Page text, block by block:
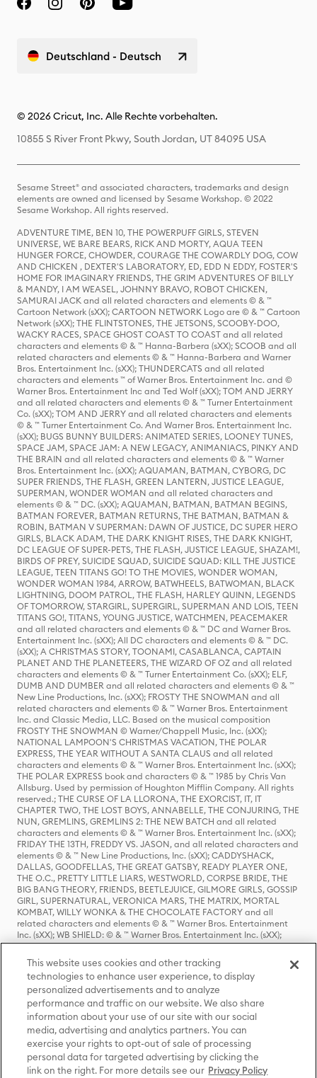
Deutschland - Deutsch
© 2026 Cricut, Inc. Alle Rechte vorbehalten.
10855 S River Front Pkwy, South Jordan, UT 84095 USA
Sesame Street® and associated characters, trademarks and design
elements are owned and licensed by Sesame Workshop. © 2022
Sesame Workshop. All rights reserved.
ADVENTURE TIME, BEN 10, THE POWERPUFF GIRLS, STEVEN
UNIVERSE, WE BARE BEARS, RICK AND MORTY, AQUA TEEN
HUNGER FORCE, CHOWDER, COURAGE THE COWARDLY DOG, COW
AND CHICKEN , DEXTER'S LABORATORY, ED, EDD N EDDY, FOSTER'S
HOME FOR IMAGINARY FRIENDS, THE GRIM ADVENTURES OF BILLY
& MANDY, I AM WEASEL, JOHNNY BRAVO, ROBOT CHICKEN,
SAMURAI JACK and all related characters and elements © & ™
Cartoon Network (sXX); CARTOON NETWORK Logo are © & ™ Cartoon
Network (sXX); THE FLINTSTONES, THE JETSONS, SCOOBY-DOO,
WACKY RACES, SPACE GHOST COAST TO COAST and all related
characters and elements © & ™ Hanna-Barbera (sXX); SCOOB and all
related characters and elements © & ™ Hanna-Barbera and Warner
Bros. Entertainment Inc. (sXX); THUNDERCATS and all related
characters and elements ™ of Warner Bros. Entertainment Inc. and ©
Warner Bros. Entertainment Inc and Ted Wolf (sXX); TOM AND JERRY
and all related characters and elements © & ™ Turner Entertainment
Co. (sXX); TOM AND JERRY and all related characters and elements
© & ™ Turner Entertainment Co. And Warner Bros. Entertainment Inc.
(sXX); BUGS BUNNY BUILDERS: ANIMATED SERIES, LOONEY TUNES,
SPACE JAM, SPACE JAM: A NEW LEGACY, ANIMANIACS, PINKY AND
THE BRAIN and all related characters and elements © & ™ Warner
Bros. Entertainment Inc. (sXX); AQUAMAN, BATMAN, CYBORG, DC
SUPER FRIENDS, THE FLASH, GREEN LANTERN, JUSTICE LEAGUE,
SUPERMAN, WONDER WOMAN and all related characters and
elements © & ™ DC. (sXX); AQUAMAN, BATMAN, BATMAN BEGINS,
BATMAN FOREVER, BATMAN RETURNS, THE BATMAN, BATMAN &
ROBIN, BATMAN V SUPERMAN: DAWN OF JUSTICE, DC SUPER HERO
GIRLS, BLACK ADAM, THE DARK KNIGHT RISES, THE DARK KNIGHT,
DC LEAGUE OF SUPER-PETS, THE FLASH, JUSTICE LEAGUE, SHAZAM!,
BIRDS OF PREY, SUICIDE SQUAD, SUICIDE SQUAD: KILL THE JUSTICE
LEAGUE, TEEN TITANS GO! TO THE MOVIES, WONDER WOMAN,
WONDER WOMAN 1984, ARROW, BATWHEELS, BATWOMAN, BLACK
LIGHTNING, DOOM PATROL, THE FLASH, HARLEY QUINN, LEGENDS
OF TOMORROW, STARGIRL, SUPERGIRL, SUPERMAN AND LOIS, TEEN
TITANS GO!, TITANS, YOUNG JUSTICE, WATCHMEN, PEACEMAKER
and all related characters and elements © & ™ DC and Warner Bros.
Entertainment Inc. (sXX); All DC characters and elements © & ™ DC.
(sXX); A CHRISTMAS STORY, TOONAMI, CASABLANCA, CAPTAIN
PLANET AND THE PLANETEERS, THE WIZARD OF OZ and all related
characters and elements © & ™ Turner Entertainment Co. (sXX); ELF,
DUMB AND DUMBER and all related characters and elements © & ™
New Line Productions, Inc. (sXX); FROSTY THE SNOWMAN and all
related characters and elements © & ™ Warner Bros. Entertainment
Inc. and Classic Media, LLC. Based on the musical composition
FROSTY THE SNOWMAN © Warner/Chappell Music, Inc. (sXX);
NATIONAL LAMPOON'S CHRISTMAS VACATION, THE POLAR
EXPRESS, THE YEAR WITHOUT A SANTA CLAUS and all related
characters and elements © & ™ Warner Bros. Entertainment Inc. (sXX);
THE POLAR EXPRESS book and characters © & ™ 1985 by Chris Van
Allsburg. Used by permission of Houghton Mifflin Company. All rights
reserved.; THE CURSE OF LA LLORONA, THE EXORCIST, IT, IT
CHAPTER TWO, THE LOST BOYS, ANNABELLE, THE CONJURING, THE
NUN, GREMLINS, GREMLINS 2: THE NEW BATCH and all related
characters and elements © & ™ Warner Bros. Entertainment Inc. (sXX);
FRIDAY THE 13TH, FREDDY VS. JASON, and all related characters and
elements © & ™ New Line Productions, Inc. (sXX); CADDYSHACK,
DALLAS, GOODFELLAS, THE GREAT GATSBY, READY PLAYER ONE,
THE O.C., PRETTY LITTLE LIARS, WESTWORLD, CORPSE BRIDE, THE
BIG BANG THEORY, FRIENDS, BEETLEJUICE, GILMORE GIRLS, GOSSIP
GIRL, SUPERNATURAL, VERONICA MARS, THE MATRIX, MORTAL
KOMBAT, WILLY WONKA & THE CHOCOLATE FACTORY and all
related characters and elements © & ™ Warner Bros. Entertainment
Inc. (sXX); WB SHIELD: © & ™ Warner Bros. Entertainment Inc. (sXX);
HOUSE OF THE DRAGON, GAME OF THRONES, and all related
characters and elements © & ™ Home Box Office, Inc. (sXX); CHILLING
ADVENTURES OF SABRINA, RIVERDALE © & ™ Warner Bros.
Entertainment Inc. Archie Comics and all related characters and
elements © & ™ Archie Comic Publications, Inc. Used with permission.
(sXX); SEINFELD and all related characters and elements © & ™ Castle
Rock Entertainment. (sXX); TED LASSO © & ™ Warner Bros.
Entertainment Inc. & Universal Television LLC (sXX); THE HOBBIT: AN
UNEXPECTED JOURNEY, THE HOBBIT: THE DESOLATION OF SMAUG,
THE HOBBIT: THE BATTLE OF THE FIVE ARMIES, THE LORD OF THE
RINGS: THE FELLOWSHIP OF THE RING, THE LORD OF THE RINGS: THE
TWO TOWERS, THE LORD OF THE RINGS: THE RETURN OF THE KING
This website uses cookies and other tracking
technologies to enhance user experience, to display
personalized advertisements and to analyze
performance and traffic on our website. We also share
information about your use of our site with our social
media, advertising and analytics partners. You can
exercise your rights to opt-out of sale of processing
personal data for targeted advertising by clicking the
link on the right. For more details see our Privacy Policy